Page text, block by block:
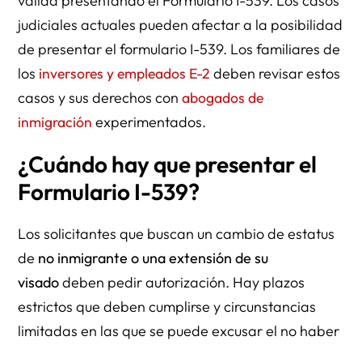
judiciales actuales pueden afectar a la posibilidad
de presentar el formulario I-539. Los familiares de
los inversores y empleados E-2 deben revisar estos
casos y sus derechos conabogados de
inmigración experimentados.
¿Cuándo hay que presentar el
Formulario I-539?
Los solicitantes que buscan un cambio de estatus
de no inmigrante o una extensión de su
visadodeben pedir autorización. Hay plazos
estrictos que deben cumplirse y circunstancias
limitadas en las que se puede excusar el no haber